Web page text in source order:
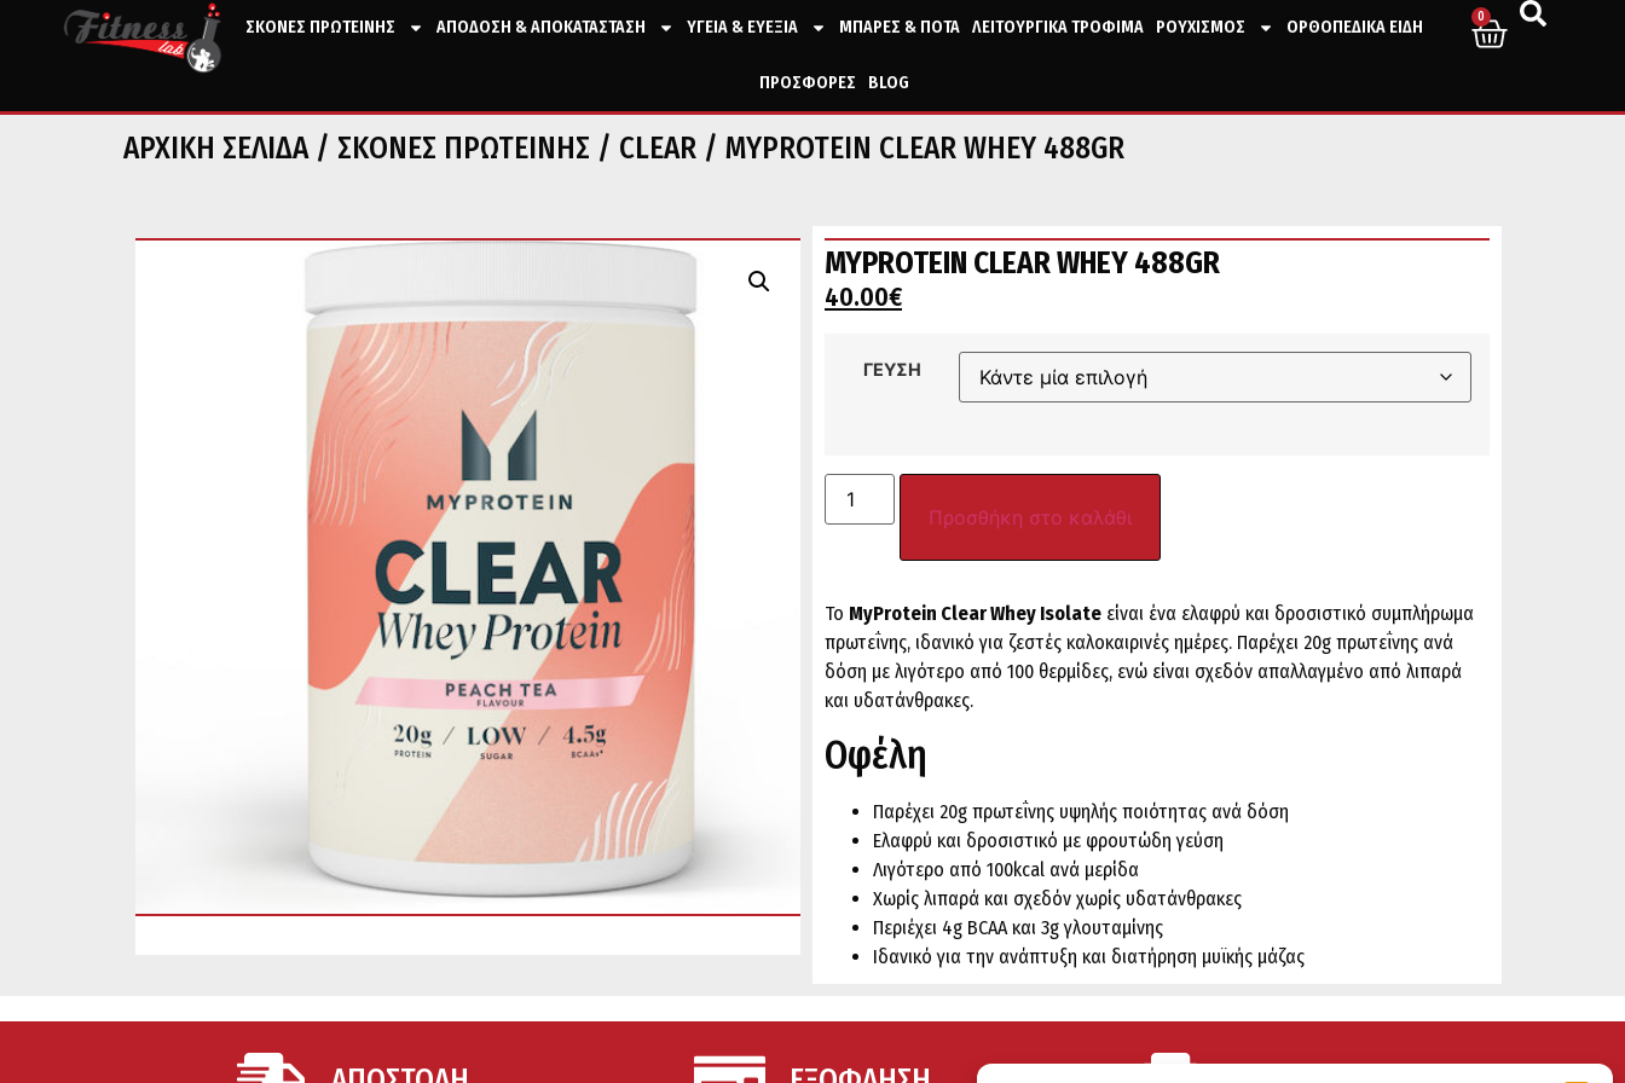
ΣΚΟΝΕΣ ΠΡΩΤΕΙΝΗΣ ΑΠΟΔΟΣΗ & ΑΠΟΚΑΤΑΣΤΑΣΗ ΥΓΕΙΑ & ΕΥΕΞΙΑ ΜΠΑΡΕΣ & ΠΟΤΑ ΛΕΙΤΟΥΡΓΙΚΑ ΤΡΟΦΙΜΑ ΡΟΥΧΙΣΜΟΣ ΟΡΘΟΠΕΔΙΚΑ ΕΙΔΗ
ΠΡΟΣΦΟΡΕΣ BLOG
0
ΑΡΧΙΚΉ ΣΕΛΊΔΑ/ ΣΚΟΝΕΣ ΠΡΩΤΕΙΝΗΣ / CLEAR / MYPROTEIN CLEAR WHEY 488GR
MYPROTEIN CLEAR WHEY 488GR
40.00€
ΓΕΥΣΗ
Προσθήκη στο καλάθι
Το MyProtein Clear Whey Isolate είναι ένα ελαφρύ και δροσιστικό συμπλήρωμα
πρωτεΐνης, ιδανικό για ζεστές καλοκαιρινές ημέρες. Παρέχει 20g πρωτεΐνης ανά
δόση με λιγότερο από 100 θερμίδες, ενώ είναι σχεδόν απαλλαγμένο από λιπαρά
και υδατάνθρακες.
Οφέλη
Παρέχει 20g πρωτεΐνης υψηλής ποιότητας ανά δόση
Ελαφρύ και δροσιστικό με φρουτώδη γεύση
Λιγότερο από 100kcal ανά μερίδα
Χωρίς λιπαρά και σχεδόν χωρίς υδατάνθρακες
Περιέχει 4g BCAA και 3g γλουταμίνης
Ιδανικό για την ανάπτυξη και διατήρηση μυϊκής μάζας